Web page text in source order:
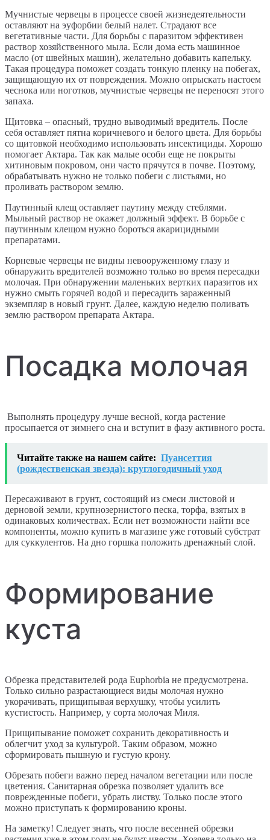
Мучнистые червецы в процессе своей жизнедеятельности
оставляют на эуфорбии белый налет. Страдают все
вегетативные части. Для борьбы с паразитом эффективен
раствор хозяйственного мыла. Если дома есть машинное
масло (от швейных машин), желательно добавить капельку.
Такая процедура поможет создать тонкую пленку на побегах,
защищающую их от повреждения. Можно опрыскать настоем
чеснока или ноготков, мучнистые червецы не переносят этого
запаха.
Щитовка – опасный, трудно выводимый вредитель. После
себя оставляет пятна коричневого и белого цвета. Для борьбы
со щитовкой необходимо использовать инсектициды. Хорошо
помогает Актара. Так как малые особи еще не покрыты
хитиновым покровом, они часто прячутся в почве. Поэтому,
обрабатывать нужно не только побеги с листьями, но
проливать раствором землю.
Паутинный клещ оставляет паутину между стеблями.
Мыльный раствор не окажет должный эффект. В борьбе с
паутинным клещом нужно бороться акарицидными
препаратами.
Корневые червецы не видны невооруженному глазу и
обнаружить вредителей возможно только во время пересадки
молочая. При обнаружении маленьких вертких паразитов их
нужно смыть горячей водой и пересадить зараженный
экземпляр в новый грунт. Далее, каждую неделю поливать
землю раствором препарата Актара.
Посадка молочая
Выполнять процедуру лучше весной, когда растение
просыпается от зимнего сна и вступит в фазу активного роста.
Читайте также на нашем сайте: Пуансеттия
(рождественская звезда): круглогодичный уход
Пересаживают в грунт, состоящий из смеси листовой и
дерновой земли, крупнозернистого песка, торфа, взятых в
одинаковых количествах. Если нет возможности найти все
компоненты, можно купить в магазине уже готовый субстрат
для суккулентов. На дно горшка положить дренажный слой.
Формирование
куста
Обрезка представителей рода Euphorbia не предусмотрена.
Только сильно разрастающиеся виды молочая нужно
укорачивать, прищипывая верхушку, чтобы усилить
кустистость. Например, у сорта молочая Миля.
Прищипывание поможет сохранить декоративность и
облегчит уход за культурой. Таким образом, можно
сформировать пышную и густую крону.
Обрезать побеги важно перед началом вегетации или после
цветения. Санитарная обрезка позволяет удалить все
поврежденные побеги, убрать листву. Только после этого
можно приступать к формированию кроны.
На заметку! Следует знать, что после весенней обрезки